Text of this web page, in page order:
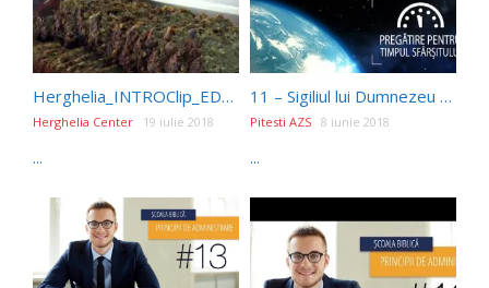
Herghelia_INTROClip_ED223
Herghelia Center 19 iulie 2018
...
11 – Sigiliul lui Dumnezeu sau semnul fiarei | Pregătire pentru Timpul Sfârșitului
Pitesti AZS 8 iunie 2018
...